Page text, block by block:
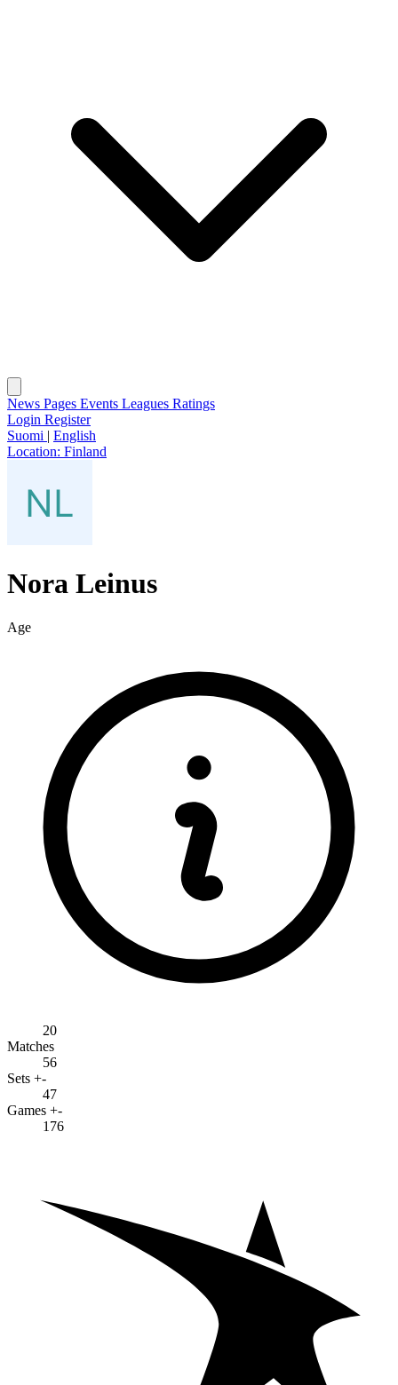
News Pages Events Leagues Ratings
Login Register
Suomi | English
Location: Finland
Nora Leinus
Age
20
Matches
56
Sets +-
47
Games +-
176